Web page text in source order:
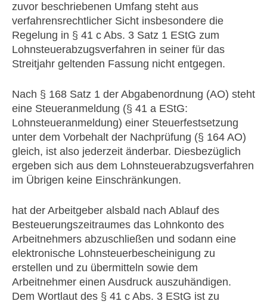
zuvor beschriebenen Umfang steht aus
verfahrensrechtlicher Sicht insbesondere die
Regelung in § 41 c Abs. 3 Satz 1 EStG zum
Lohnsteuerabzugsverfahren in seiner für das
Streitjahr geltenden Fassung nicht entgegen.
Nach § 168 Satz 1 der Abgabenordnung (AO) steht
eine Steueranmeldung (§ 41 a EStG:
Lohnsteueranmeldung) einer Steuerfestsetzung
unter dem Vorbehalt der Nachprüfung (§ 164 AO)
gleich, ist also jederzeit änderbar. Diesbezüglich
ergeben sich aus dem Lohnsteuerabzugsverfahren
im Übrigen keine Einschränkungen.
hat der Arbeitgeber alsbald nach Ablauf des
Besteuerungszeitraumes das Lohnkonto des
Arbeitnehmers abzuschließen und sodann eine
elektronische Lohnsteuerbescheinigung zu
erstellen und zu übermitteln sowie dem
Arbeitnehmer einen Ausdruck auszuhändigen.
Dem Wortlaut des § 41 c Abs. 3 EStG ist zu